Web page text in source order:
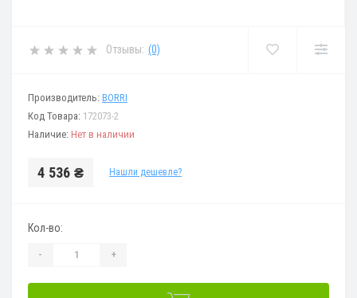
Отзывы: (0)
Производитель: BORRI
Код Товара: 172073-2
Наличие: Нет в наличии
4 536 ₴ Нашли дешевле?
Кол-во:
- +